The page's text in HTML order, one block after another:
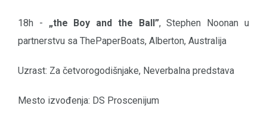
18h - „the Boy and the Ball”, Stephen Noonan u
partnerstvu sa ThePaperBoats, Alberton, Australija
Uzrast: Za četvorogodišnjake, Neverbalna predstava
Mesto izvođenja: DS Proscenijum